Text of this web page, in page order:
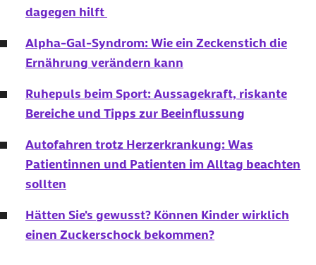
dagegen hilft
Alpha-Gal-Syndrom: Wie ein Zeckenstich die
Ernährung verändern kann
Ruhepuls beim Sport: Aussagekraft, riskante
Bereiche und Tipps zur Beeinflussung
Autofahren trotz Herzerkrankung: Was
Patientinnen und Patienten im Alltag beachten
sollten
Hätten Sie's gewusst? Können Kinder wirklich
einen Zuckerschock bekommen?